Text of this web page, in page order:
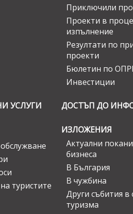
Приключили
Проекти в
изпълнение
Резултати по
проекти
Бюлетин по
Инвестиции
УСЛУГИ
туристите
ДОСТЪП ДО
ИЗЛОЖЕНИЯ
Актуални
бизнеса
В България
В чужбина
Други събития в
туризма